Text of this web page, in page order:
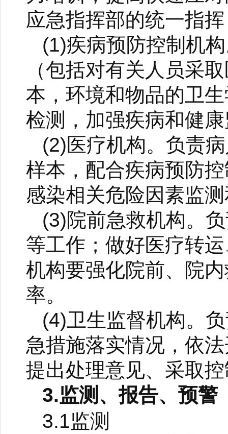
应急指挥部的统一指
(1)疾病预防控制机
（包括对有关人员采
本，环境和物品的卫
检测，加强疾病和健
(2)医疗机构。负责
样本，配合疾病预防
感染相关危险因素监
(3)院前急救机构。
等工作；做好医疗转
机构要强化院前、院
率。
(4)卫生监督机构。
急措施落实情况，依
提出处理意见、采取
3.监测、报告、预警
3.1监测